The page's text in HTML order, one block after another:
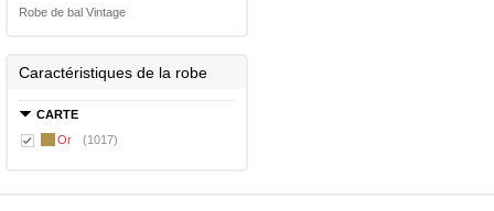
Robe de bal Vintage
Caractéristiques de la robe
CARTE
Or
(1017)